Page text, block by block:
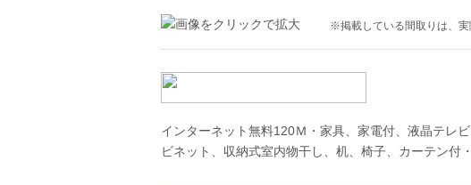
※掲載している間取りは、実
インターネット無料120Ｍ・家具、家電付、液晶テレ
ビネット、収納式室内物干し、机、椅子、カーテン付